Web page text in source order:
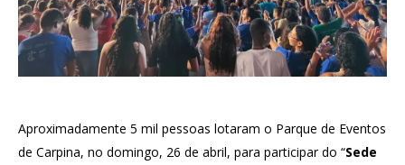
Aproximadamente 5 mil pessoas lotaram o Parque de Eventos
de Carpina, no domingo, 26 de abril, para participar do “Sede